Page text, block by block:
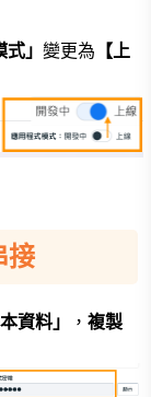
」 變更為 【上
接
資料」 ， 複製